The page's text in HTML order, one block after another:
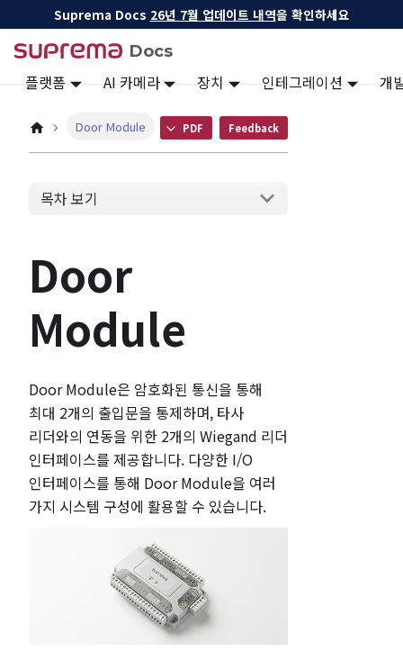
Suprema Docs 26년 7월 업데이트 내역을 확인하세요
Docs
플랫폼 AI 카메라 장치 인테그레이션 개
Door Module PDF Feedback
목차 보기
Door
Module
Door Module은 암호화된 통신을 통해
최대 2개의 출입문을 통제하며, 타사
리더와의 연동을 위한 2개의 Wiegand 리더
인터페이스를 제공합니다. 다양한 I/O
인터페이스를 통해 Door Module을 여러
가지 시스템 구성에 활용할 수 있습니다.